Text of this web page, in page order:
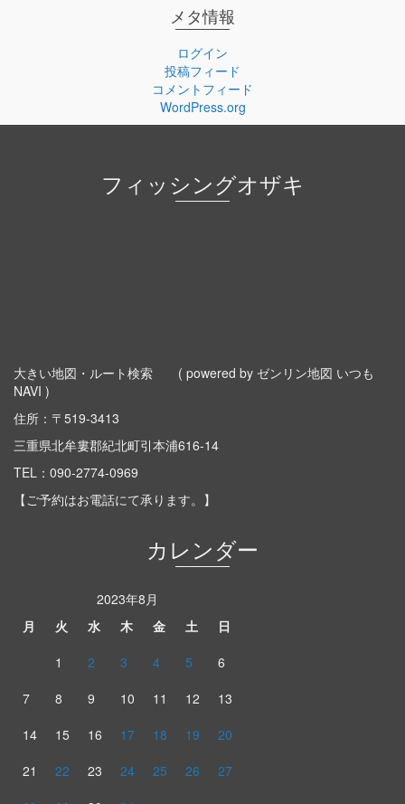
メタ情報
ログイン
投稿フィード
コメントフィード
WordPress.org
フィッシングオザキ
大きい地図・ルート検索
( powered by ゼンリン地図 いつも
NAVI )
住所：〒519-3413
三重県北牟婁郡紀北町引本浦616-14
TEL： 090-2774-0969
【ご予約はお電話にて承ります。】
カレンダー
2023年8月
月
火 水 木 金 土
日
1
2 3 4 5
6
7
8 9 10 11 12
13
14
15 16 17 18 19
20
21
22 23 24 25 26
27